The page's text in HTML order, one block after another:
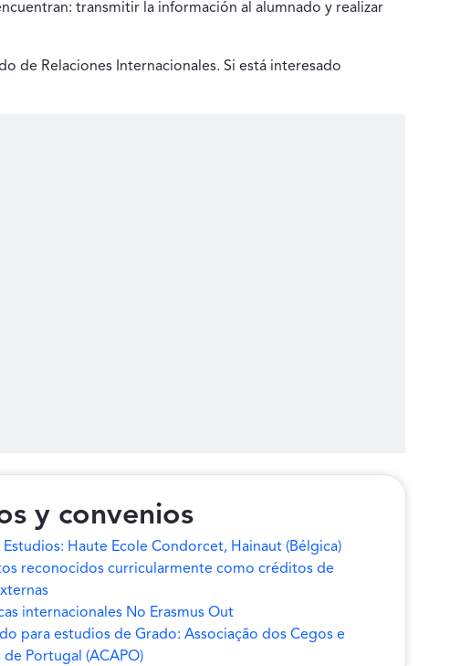
transmitir la información al alumnado y realizar
de Relaciones Internacionales. Si está interesado
y convenios
Estudios: Haute Ecole Condorcet, Hainaut (Bélgica)
reconocidos curricularmente como créditos de
internacionales No Erasmus Out
para estudios de Grado: Associação dos Cegos e
Portugal (ACAPO)